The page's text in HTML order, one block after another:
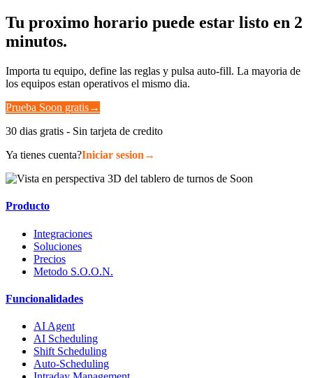
Tu proximo horario puede estar listo en 2
minutos.
Importa tu equipo, define las reglas y pulsa auto-fill. La mayoria de
los equipos estan operativos el mismo dia.
Prueba Soon gratis→
30 dias gratis - Sin tarjeta de credito
Ya tienes cuenta?Iniciar sesion →
Producto
Integraciones
Soluciones
Precios
Metodo S.O.O.N.
Funcionalidades
AI Agent
AI Scheduling
Shift Scheduling
Auto-Scheduling